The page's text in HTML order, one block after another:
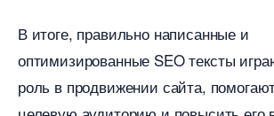
итоге, правильно написанные и
оптимизированные SEO тексты
роль в продвижении сайта,